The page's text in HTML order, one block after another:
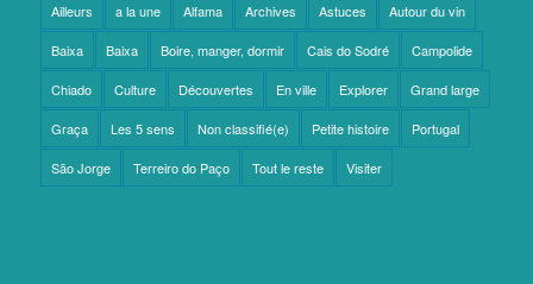
Ailleurs a la une Alfama Archives Astuces Autour du vin
Baixa Baixa Boire, manger, dormir Cais do Sodré Campolide
Chiado Culture Découvertes En ville Explorer Grand large
Graça Les 5 sens Non classifié(e) Petite histoire Portugal
São Jorge Terreiro do Paço Tout le reste Visiter